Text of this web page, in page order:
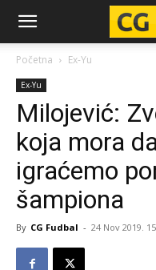
CG-
Fudbal
Početna Ex-Yu
Ex-Yu
Milojević:
koja mora
igraćemo
šampiona
By CG Fudbal - 24 Nov 2019.